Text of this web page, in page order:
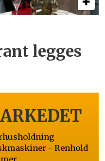
legges
-
- Renhold